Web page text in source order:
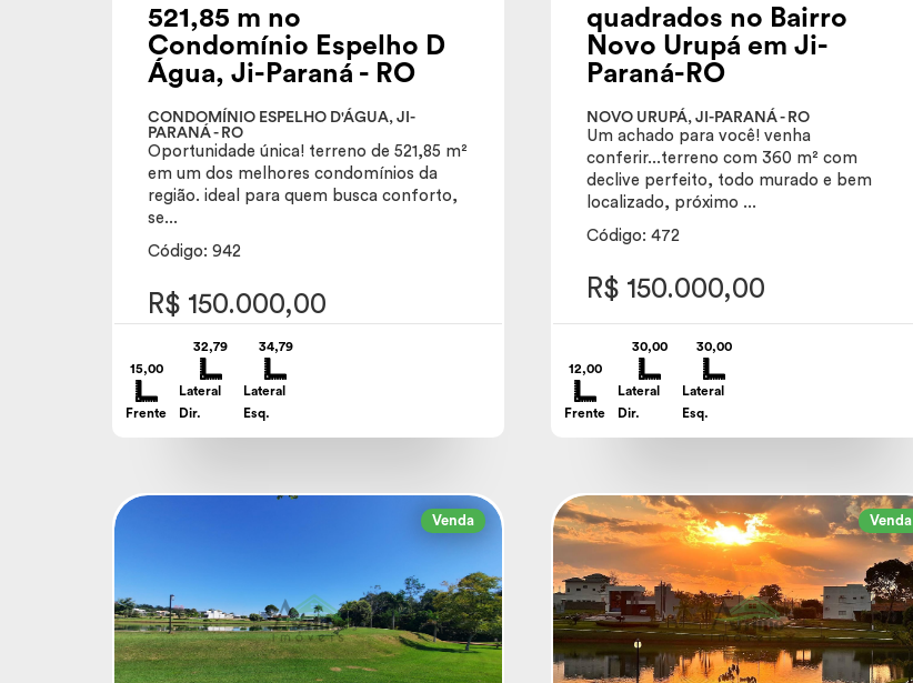
521,85 m no
Condomínio Espelho D
Água, Ji-Paraná - RO
CONDOMÍNIO ESPELHO D'ÁGUA, JI-
PARANÁ - RO
Oportunidade única! terreno de 521,85 m²
em um dos melhores condomínios da
região. ideal para quem busca conforto,
se...
Código: 942
R$ 150.000,00
15,00
Frente
32,79
Lateral
Dir.
34,79
Lateral
Esq.
quadrados no Bairro
Novo Urupá em Ji-
Paraná-RO
NOVO URUPÁ, JI-PARANÁ - RO
Um achado para você! venha
conferir...terreno com 360 m² com
declive perfeito, todo murado e bem
localizado, próximo ...
Código: 472
R$ 150.000,00
12,00
Frente
30,00
Lateral
Dir.
30,00
Lateral
Esq.
Venda Venda